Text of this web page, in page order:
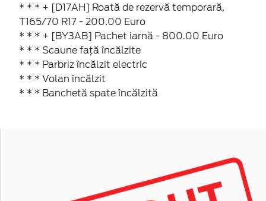
* * * + [D17AH] Roată de rezervă temporară,
T165/70 R17 - 200.00 Euro
* * * + [BY3AB] Pachet iarnă - 800.00 Euro
* * * Scaune faţă încălzite
* * * Parbriz încălzit electric
* * * Volan încălzit
* * * Banchetă spate încălzită